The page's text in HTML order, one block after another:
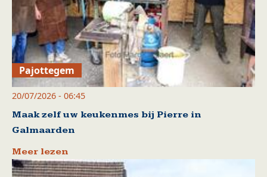
Pajottegem
20/07/2026 - 06:45
Maak zelf uw keukenmes bij Pierre in
Galmaarden
Meer lezen